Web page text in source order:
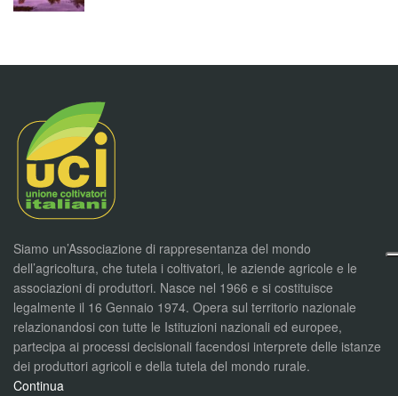
Siamo un’Associazione di rappresentanza del mondo
dell’agricoltura, che tutela i coltivatori, le aziende agricole e le
associazioni di produttori. Nasce nel 1966 e si costituisce
legalmente il 16 Gennaio 1974. Opera sul territorio nazionale
relazionandosi con tutte le Istituzioni nazionali ed europee,
partecipa ai processi decisionali facendosi interprete delle istanze
dei produttori agricoli e della tutela del mondo rurale.
Continua